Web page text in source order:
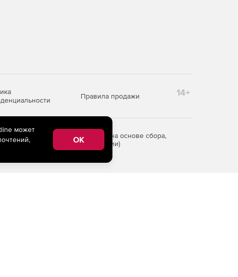
Правила продажи 14+
предоставления информации на основе сбора,
Российской Федерации)
может
OK